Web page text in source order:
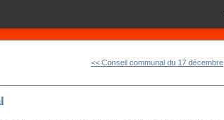
<< Conseil communal du 17 décembre